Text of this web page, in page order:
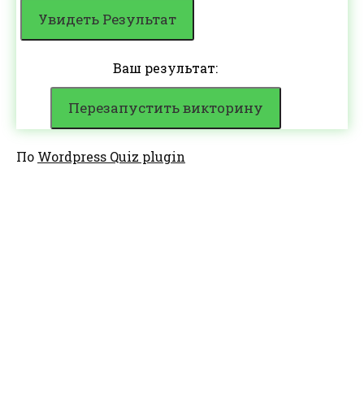
Ваш результат:
Перезапустить викторину
По Wordpress Quiz plugin